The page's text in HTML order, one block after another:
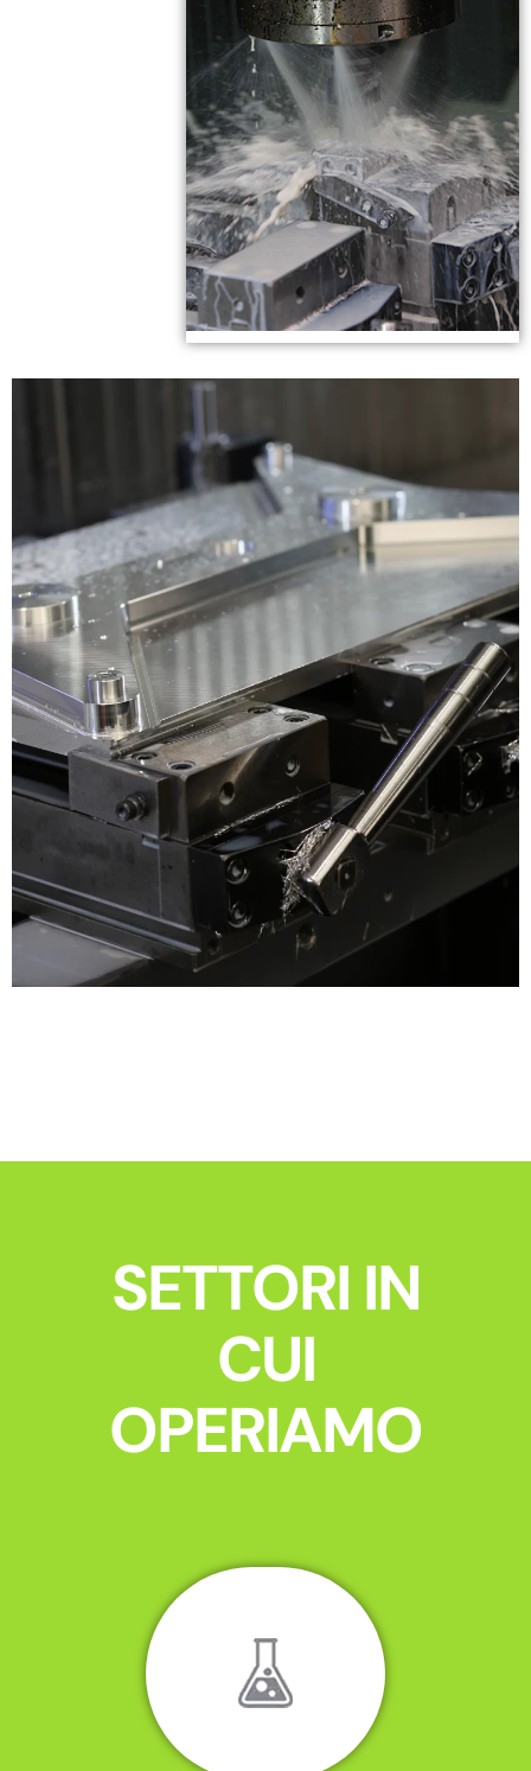
SETTORI IN
CUI
OPERIAMO